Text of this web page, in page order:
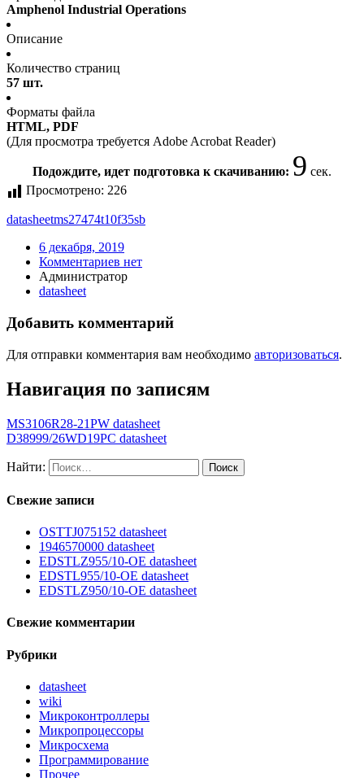
Amphenol Industrial Operations
Описание
Количество страниц
57 шт.
Форматы файла
HTML, PDF
(Для просмотра требуется Adobe Acrobat Reader)
Подождите, идет подготовка к скачиванию: 9 сек.
Просмотрено: 226
datasheetms27474t10f35sb
6 декабря, 2019
Комментариев нет
Администратор
datasheet
Добавить комментарий
Для отправки комментария вам необходимо авторизоваться.
Навигация по записям
MS3106R28-21PW datasheet
D38999/26WD19PC datasheet
Найти:
Свежие записи
OSTTJ075152 datasheet
1946570000 datasheet
EDSTLZ955/10-OE datasheet
EDSTL955/10-OE datasheet
EDSTLZ950/10-OE datasheet
Свежие комментарии
Рубрики
datasheet
wiki
Микроконтроллеры
Микропроцессоры
Микросхема
Программирование
Прочее